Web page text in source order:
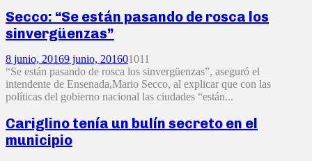
Secco: “Se están pasando de rosca los
sinvergüenzas”
8 junio, 20169 junio, 201601011
“Se están pasando de rosca los sinvergüenzas”, aseguró el
intendente de Ensenada,Mario Secco, al explicar que con las
políticas del gobierno nacional las ciudades “están...
Cariglino tenía un bulín secreto en el
municipio